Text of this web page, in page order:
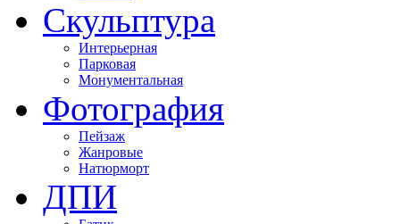
Скульптура
Интерьерная
Парковая
Монументальная
Фотография
Пейзаж
Жанровые
Натюрморт
ДПИ